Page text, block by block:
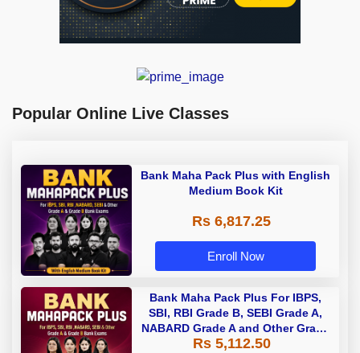
Popular Online Live Classes
Bank Maha Pack Plus with English
Medium Book Kit
Rs 6,817.25
Enroll Now
Bank Maha Pack Plus For IBPS,
SBI, RBI Grade B, SEBI Grade A,
NABARD Grade A and Other Grade
A & Grade B Bank Exams
Rs 5,112.50